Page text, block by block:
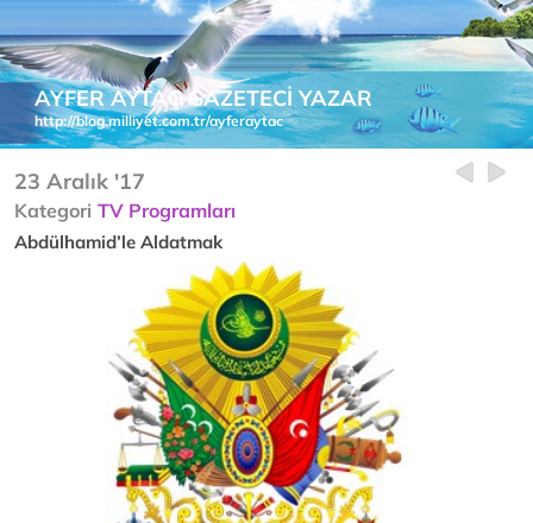
AYFER AYTAÇ GAZETECİ YAZAR
http://blog.milliyet.com.tr/ayferaytac
23 Aralık '17
Kategori TV Programları
Abdülhamid’le Aldatmak